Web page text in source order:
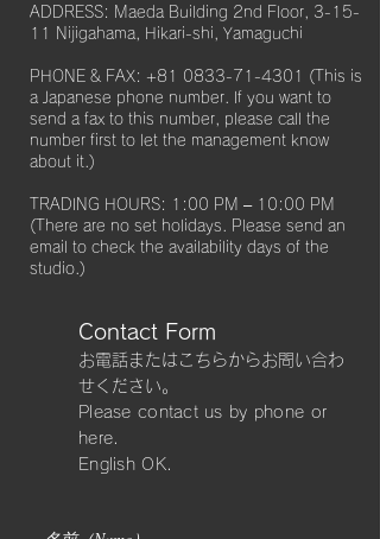
ADDRESS: Maeda Building 2nd Floor, 3-15-
11 Nijigahama, Hikari-shi, Yamaguchi
PHONE & FAX: +81 0833-71-4301
(This is
a Japanese phone number. If you want to
send a fax to this number, please call the
number first to let the management know
about it.)
TRADING HOURS: 1:00 PM – 10:00 PM
(There are no set holidays. Please send an
email to check the availability days of the
studio.)
Contact Form
​お電話またはこちらからお問い合わ
せください。
Please contact us by phone or
here.
​English OK.